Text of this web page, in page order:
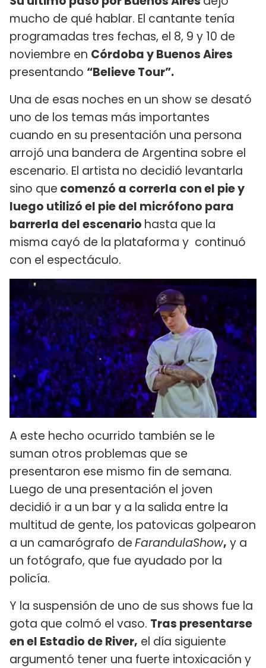
mucho de qué hablar. El cantante tenía
programadas tres fechas, el 8, 9 y 10 de
noviembre en Córdoba y Buenos Aires
presentando “Believe Tour”.
Una de esas noches en un show se desató
uno de los temas más importantes
cuando en su presentación una persona
arrojó una bandera de Argentina sobre el
escenario. El artista no decidió levantarla
sino que comenzó a correrla con el pie y
luego utilizó el pie del micrófono para
barrerla del escenario hasta que la
misma cayó de la plataforma y continuó
con el espectáculo.
A este hecho ocurrido también se le
suman otros problemas que se
presentaron ese mismo fin de semana.
Luego de una presentación el joven
decidió ir a un bar y a la salida entre la
multitud de gente, los patovicas golpearon
a un camarógrafo deFarandulaShow, y a
un fotógrafo, que fue ayudado por la
policía.
Y la suspensión de uno de sus shows fue la
gota que colmó el vaso. Tras presentarse
en el Estadio de River, el día siguiente
argumentó tener una fuerte intoxicación y